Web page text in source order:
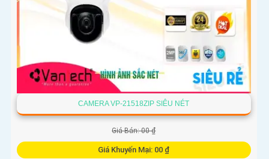
CAMERA VP-21518ZIP SIÊU NÉT
Giá Bán: 00 ₫
Giá Khuyến Mại: 00 ₫